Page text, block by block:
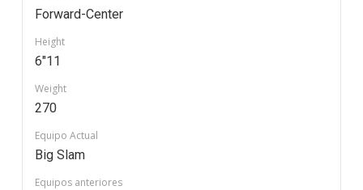
Forward-Center
Height
6"11
Weight
270
Equipo Actual
Big Slam
Equipos anteriores